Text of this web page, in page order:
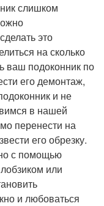
слишком
это
на сколько
ваш подоконник по
его демонтаж,
и не
в нашей
перенести на
его обрезку.
с помощью
или
и любоваться